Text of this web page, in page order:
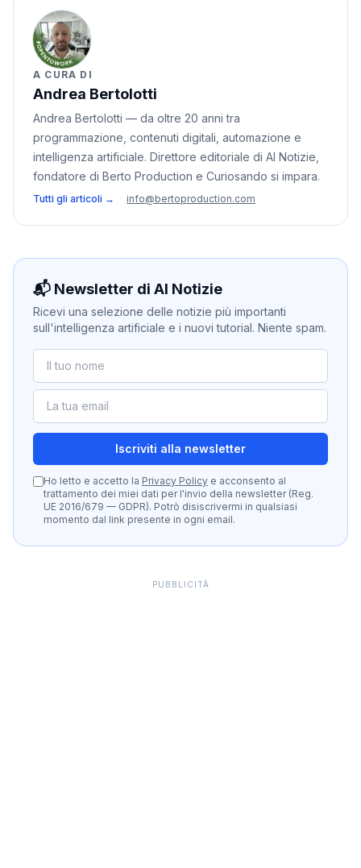
A CURA DI
Andrea Bertolotti
Andrea Bertolotti — da oltre 20 anni tra
programmazione, contenuti digitali, automazione e
intelligenza artificiale. Direttore editoriale di AI Notizie,
fondatore di Berto Production e Curiosando si impara.
Tutti gli articoli → · info@bertoproduction.com
📬 Newsletter di AI Notizie
Ricevi una selezione delle notizie più importanti
sull'intelligenza artificiale e i nuovi tutorial. Niente spam.
Iscriviti alla newsletter
Ho letto e accetto la Privacy Policy e acconsento al
trattamento dei miei dati per l'invio della newsletter (Reg.
UE 2016/679 — GDPR). Potrò disiscrivermi in qualsiasi
momento dal link presente in ogni email.
PUBBLICITÀ